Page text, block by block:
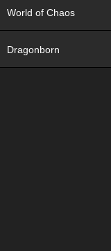
World of Chaos
Dragonborn